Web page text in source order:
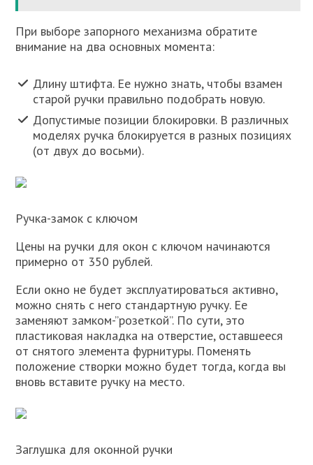
При выборе запорного механизма обратите
внимание на два основных момента:
Длину штифта. Ее нужно знать, чтобы взамен
старой ручки правильно подобрать новую.
Допустимые позиции блокировки. В различных
моделях ручка блокируется в разных позициях
(от двух до восьми).
Ручка-замок с ключом
Цены на ручки для окон с ключом начинаются
примерно от 350 рублей.
Если окно не будет эксплуатироваться активно,
можно снять с него стандартную ручку. Ее
заменяют замком-”розеткой”. По сути, это
пластиковая накладка на отверстие, оставшееся
от снятого элемента фурнитуры. Поменять
положение створки можно будет тогда, когда вы
вновь вставите ручку на место.
Заглушка для оконной ручки